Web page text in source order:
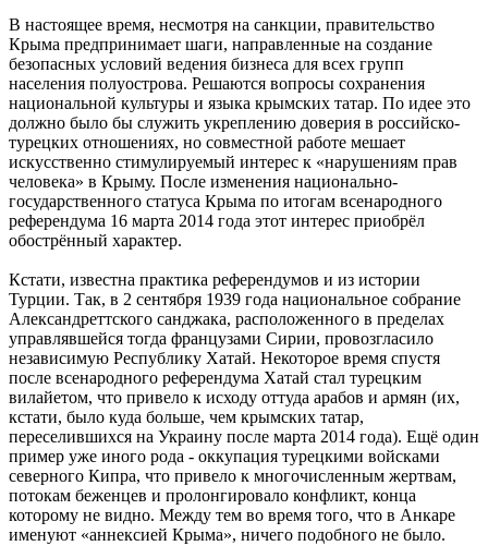
В настоящее время, несмотря на санкции, правительство
Крыма предпринимает шаги, направленные на создание
безопасных условий ведения бизнеса для всех групп
населения полуострова. Решаются вопросы сохранения
национальной культуры и языка крымских татар. По идее это
должно было бы служить укреплению доверия в российско-
турецких отношениях, но совместной работе мешает
искусственно стимулируемый интерес к «нарушениям прав
человека» в Крыму. После изменения национально-
государственного статуса Крыма по итогам всенародного
референдума 16 марта 2014 года этот интерес приобрёл
обострённый характер.
Кстати, известна практика референдумов и из истории
Турции. Так, в 2 сентября 1939 года национальное собрание
Александреттского санджака, расположенного в пределах
управлявшейся тогда французами Сирии, провозгласило
независимую Республику Хатай. Некоторое время спустя
после всенародного референдума Хатай стал турецким
вилайетом, что привело к исходу оттуда арабов и армян (их,
кстати, было куда больше, чем крымских татар,
переселившихся на Украину после марта 2014 года). Ещё один
пример уже иного рода - оккупация турецкими войсками
северного Кипра, что привело к многочисленным жертвам,
потокам беженцев и пролонгировало конфликт, конца
которому не видно. Между тем во время того, что в Анкаре
именуют «аннексией Крыма», ничего подобного не было.